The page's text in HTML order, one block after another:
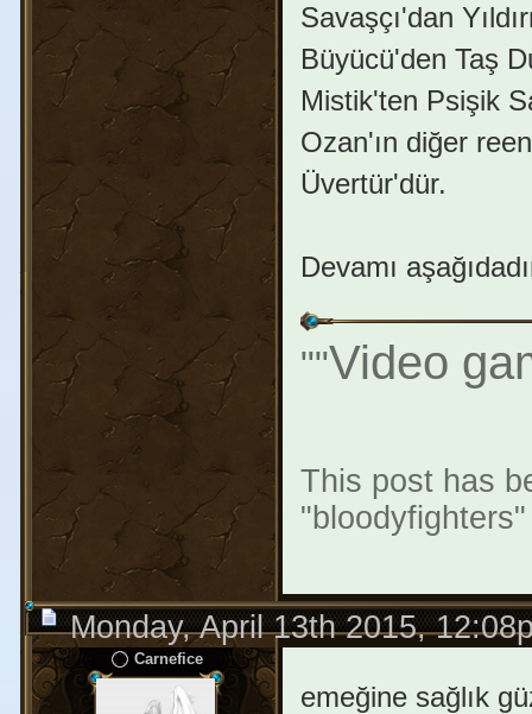
Savaşçı'dan
Büyücü'den Taş
Mistik'ten Psişik
Ozan'ın diğer
Üvertür'dür.
Devamı
""Video
This post has
Monday, April 13th 2015,
Carnefice
emeğine sağlık